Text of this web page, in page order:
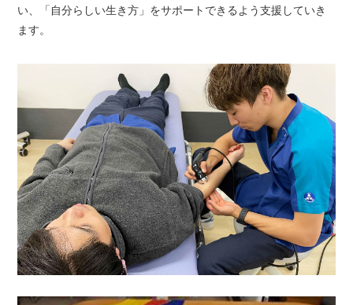
い、「自分らしい生き方」をサポートできるよう支援していき
ます。